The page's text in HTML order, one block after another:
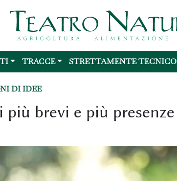
TRACCE STRETTAMENTE TECNICO
DI IDEE
brevi e più presenze